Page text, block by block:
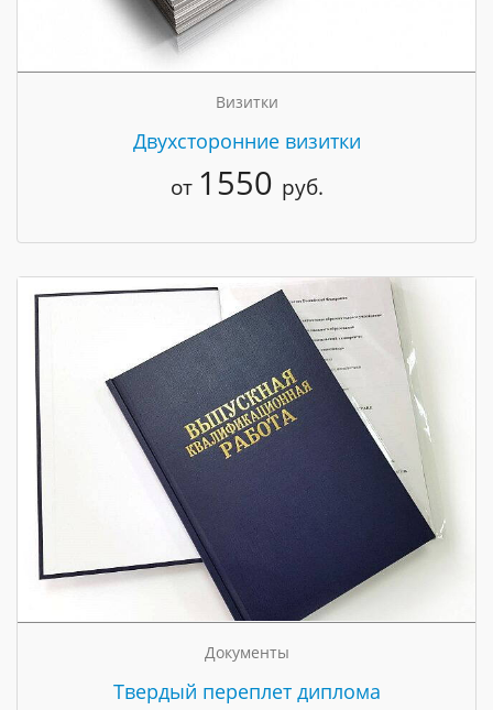
Визитки
Двухсторонние визитки
от 1550 руб.
Документы
Твердый переплет диплома